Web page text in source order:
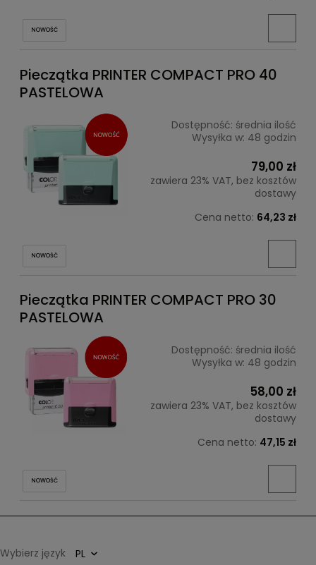
NOWOŚĆ
Pieczątka PRINTER COMPACT PRO 40
PASTELOWA
Dostępność: średnia ilość
Wysyłka w: 48 godzin
79,00 zł
zawiera 23% VAT, bez kosztów
dostawy
Cena netto: 64,23 zł
NOWOŚĆ
Pieczątka PRINTER COMPACT PRO 30
PASTELOWA
Dostępność: średnia ilość
Wysyłka w: 48 godzin
58,00 zł
zawiera 23% VAT, bez kosztów
dostawy
Cena netto: 47,15 zł
NOWOŚĆ
Wybierz język